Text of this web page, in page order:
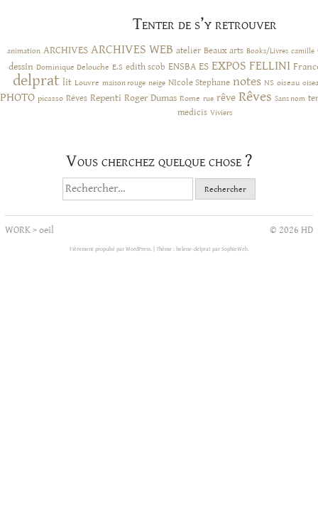
Tenter de s’y retrouver
animation ARCHIVES ARCHIVES WEB atelier Beaux arts Books/Livres camille
dessin Dominique Delouche E.S edith scob ENSBA ES EXPOS FELLINI
delprat lit Louvre maison rouge neige NIcole Stephane notes NS oiseau
PHOTO picasso Rêves Repenti Roger Dumas Rome rue rêve Rêves Sans nom
medicis Viviers
Vous cherchez quelque chose ?
Rechercher :
WORK>oeil © 2026 HD
Fièrement propulsé par WordPress. Thème : helene-delprat par SophieWeb.